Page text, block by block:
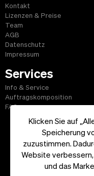
Klicken Sie auf
Speicherung
zuzustimmen.
Website
und das
Kontakt
Lizenzen & Preise
Team
AGB
Datenschutz
Impressum
Services
Info & Service
Auftragskomposition
FAQ
Start|
Copyright ©2026